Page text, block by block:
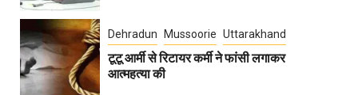
Dehradun Mussoorie Uttarakhand
टूटू आर्मी से रिटायर कर्मी ने फांसी लगाकर
आत्महत्या की